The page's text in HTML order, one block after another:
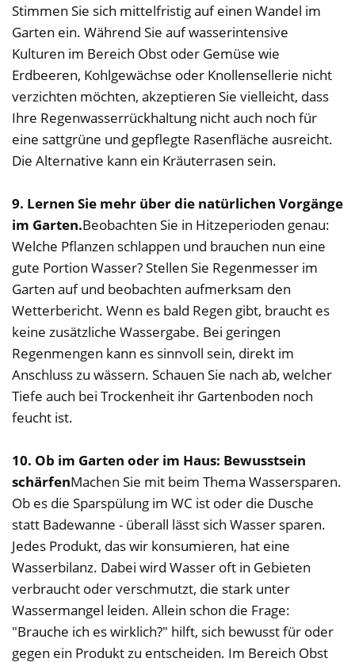
Stimmen Sie sich mittelfristig auf einen Wandel im
Garten ein. Während Sie auf wasserintensive
Kulturen im Bereich Obst oder Gemüse wie
Erdbeeren, Kohlgewächse oder Knollensellerie nicht
verzichten möchten, akzeptieren Sie vielleicht, dass
Ihre Regenwasserrückhaltung nicht auch noch für
eine sattgrüne und gepflegte Rasenfläche ausreicht.
Die Alternative kann ein Kräuterrasen sein.
9. Lernen Sie mehr über die natürlichen Vorgänge
im Garten.Beobachten Sie in Hitzeperioden genau:
Welche Pflanzen schlappen und brauchen nun eine
gute Portion Wasser? Stellen Sie Regenmesser im
Garten auf und beobachten aufmerksam den
Wetterbericht. Wenn es bald Regen gibt, braucht es
keine zusätzliche Wassergabe. Bei geringen
Regenmengen kann es sinnvoll sein, direkt im
Anschluss zu wässern. Schauen Sie nach ab, welcher
Tiefe auch bei Trockenheit ihr Gartenboden noch
feucht ist.
10. Ob im Garten oder im Haus: Bewusstsein
schärfenMachen Sie mit beim Thema Wassersparen.
Ob es die Sparspülung im WC ist oder die Dusche
statt Badewanne - überall lässt sich Wasser sparen.
Jedes Produkt, das wir konsumieren, hat eine
Wasserbilanz. Dabei wird Wasser oft in Gebieten
verbraucht oder verschmutzt, die stark unter
Wassermangel leiden. Allein schon die Frage:
"Brauche ich es wirklich?" hilft, sich bewusst für oder
gegen ein Produkt zu entscheiden. Im Bereich Obst